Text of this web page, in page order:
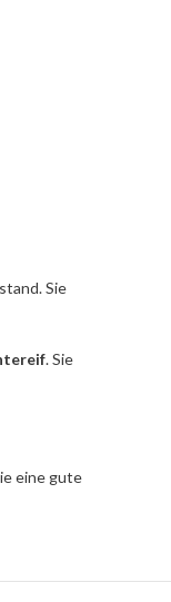
Sie
. Sie
eine gute